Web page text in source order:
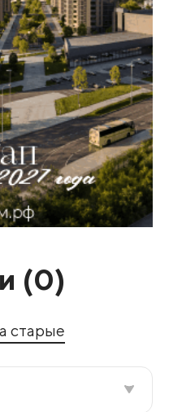
(0)
старые